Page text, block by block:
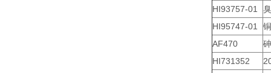
HI93757-01
HI95747-01
AF470
HI731352